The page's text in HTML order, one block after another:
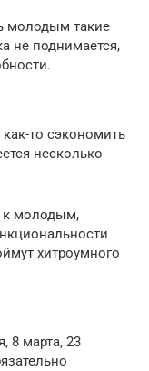
молодым такие
не поднимается,
то сэкономить
несколько
к молодым,
хитроумного
8 марта, 23